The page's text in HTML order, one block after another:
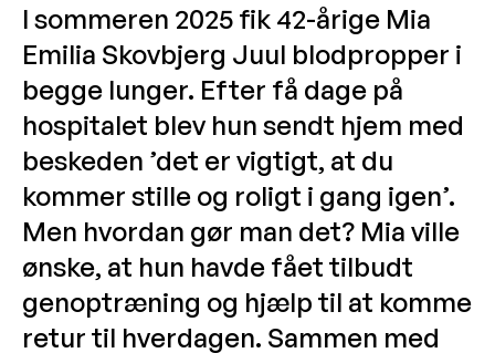
I sommeren 2025 fik 42-årige Mia
Emilia Skovbjerg Juul blodpropper i
begge lunger. Efter få dage på
hospitalet blev hun sendt hjem med
beskeden ’det er vigtigt, at du
kommer stille og roligt i gang igen’.
Men hvordan gør man det? Mia ville
ønske, at hun havde fået tilbudt
genoptræning og hjælp til at komme
retur til hverdagen. Sammen med